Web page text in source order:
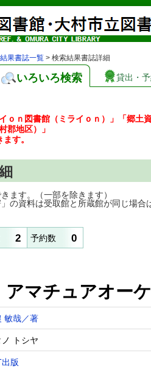
果書誌一覧 > 検索結果書誌詳細
いろいろ検索 貸出・
ｏｎ図書館（ミライｏｎ）」「郷
郡地区）」
す。
ます。（一部を除きます）
」の資料は受取館と所蔵館が同じ場合
2 予約数 0
アマチュアオー
敏哉／著
トシヤ
版